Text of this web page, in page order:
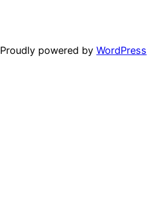
Proudly powered by WordPress